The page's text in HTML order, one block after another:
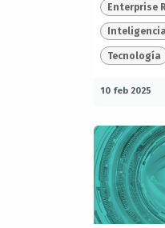
Enterprise
Tecnología
10 feb 2025